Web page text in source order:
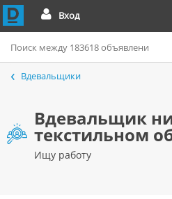
Вход
Вдевальщики
Вдевальщик
текстильном
Ищу работу